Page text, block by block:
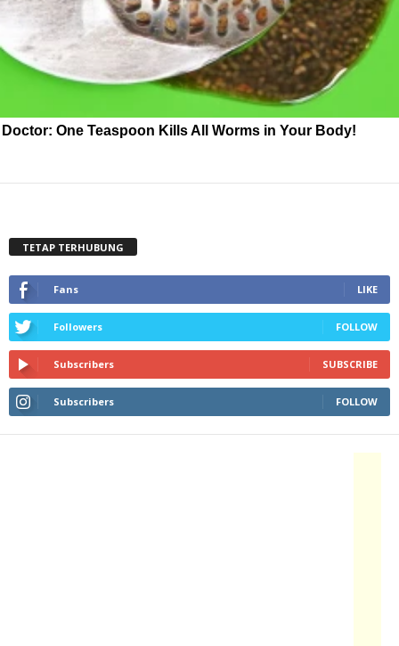
Doctor: One Teaspoon Kills All Worms in Your Body!
TETAP TERHUBUNG
Fans LIKE
Followers FOLLOW
Subscribers SUBSCRIBE
Subscribers FOLLOW